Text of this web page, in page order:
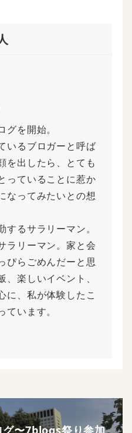
グを開始。
いるブロガーと呼ば
を出したら、とても
っていることに惹か
なってみたいとの想
るサラリーマン。
ラリーマン。家と会
ぴらごめんだーと思
楽しいイベント、
に、私が体験したこ
います。
〜7blogs祭り参加